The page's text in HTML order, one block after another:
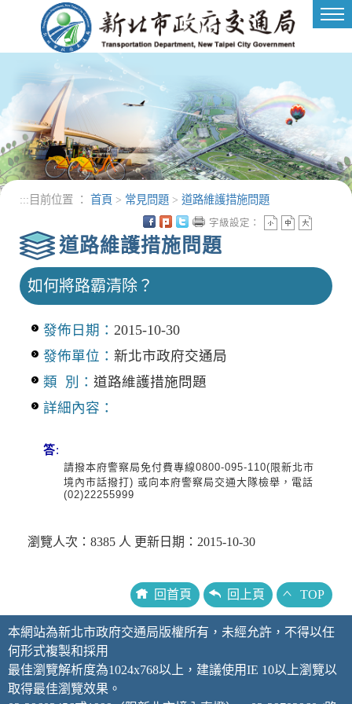
進入內容區塊
::: 目前位置 ： 首頁 > 常見問題 > 道路維護措施問題
道路維護措施問題
字級設定：
如何將路霸清除？
發佈日期： 2015-10-30
發佈單位： 新北市政府交通局
類 別： 道路維護措施問題
詳細內容：
答:
請撥本府警察局免付費專線0800-095-110(限新北市
境內市話撥打) 或向本府警察局交通大隊檢舉，電話
(02)22255999
瀏覽人次：8385 人 更新日期：2015-10-30
回首頁 回上頁 TOP
本網站為新北市政府交通局版權所有，未經允許，不得以任
何形式複製和採用
最佳瀏覽解析度為1024x768以上，建議使用IE 10以上瀏覽以
取得最佳瀏覽效果。